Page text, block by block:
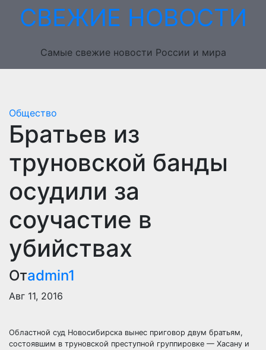
ПерейтиСВЕЖИЕ НОВОСТИ
Самые свежие новости России и мира
Общество
Братьев из
труновской банды
осудили за
соучастие в
убийствах
Отadmin1
Авг 11, 2016
Областной суд Новосибирска вынес приговор двум братьям,
состоявшим в труновской преступной группировке — Хасану и